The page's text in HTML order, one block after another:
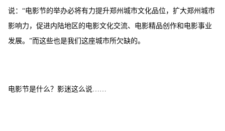
说：“电影节的举办必将有力提升郑州城市文化品位，扩大郑州城市
影响力，促进内陆地区的电影文化交流、电影精品创作和电影事业
发展。”而这些也是我们这座城市所欠缺的。
电影节是什么？影迷这么说……